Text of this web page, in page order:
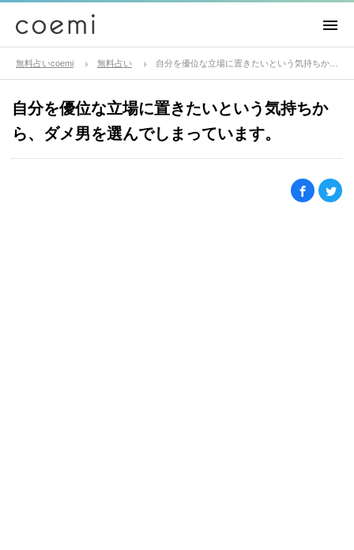
無料占いcoemi 無料占い
自分を優位な立場に置きたいという気持ちか
ら、ダメ男を選んでしまっています。